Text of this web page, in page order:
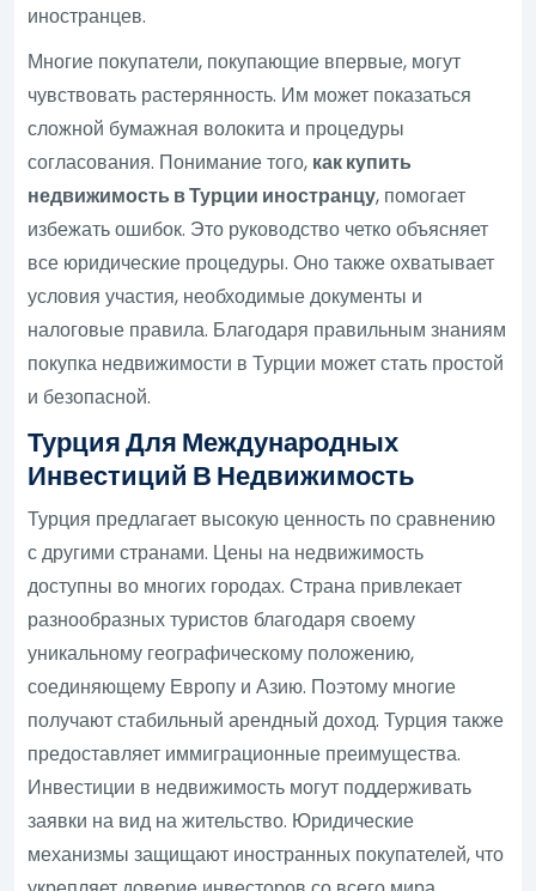
иностранцев.
Многие покупатели, покупающие впервые, могут
чувствовать растерянность. Им может показаться
сложной бумажная волокита и процедуры
согласования. Понимание того, как купить
недвижимость в Турции иностранцу, помогает
избежать ошибок. Это руководство четко объясняет
все юридические процедуры. Оно также охватывает
условия участия, необходимые документы и
налоговые правила. Благодаря правильным знаниям
покупка недвижимости в Турции может стать простой
и безопасной.
Турция Для Международных
Инвестиций В Недвижимость
Турция предлагает высокую ценность по сравнению
с другими странами. Цены на недвижимость
доступны во многих городах. Страна привлекает
разнообразных туристов благодаря своему
уникальному географическому положению,
соединяющему Европу и Азию. Поэтому многие
получают стабильный арендный доход. Турция также
предоставляет иммиграционные преимущества.
Инвестиции в недвижимость могут поддерживать
заявки на вид на жительство. Юридические
механизмы защищают иностранных покупателей, что